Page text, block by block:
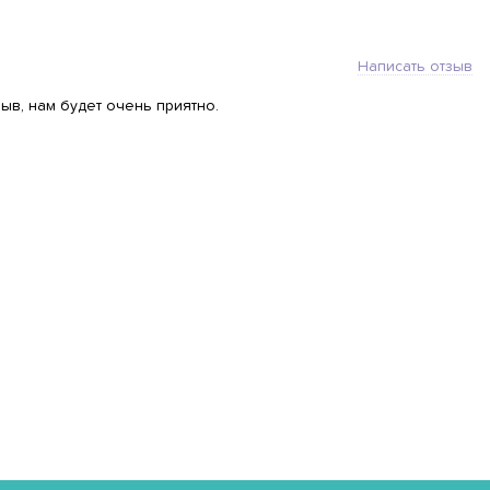
Написать отзыв
нам будет очень приятно.